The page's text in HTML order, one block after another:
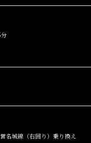
名城線（右回り）乗り換え